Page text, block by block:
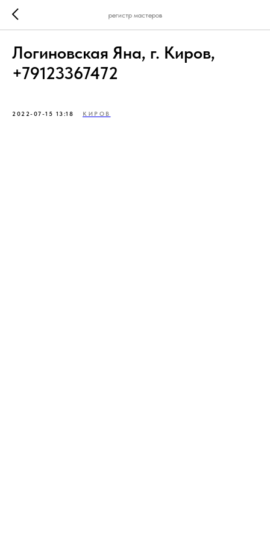
регистр мастеров
Логиновская Яна, г. Киров,
+79123367472
2022-07-15 13:18 КИРОВ